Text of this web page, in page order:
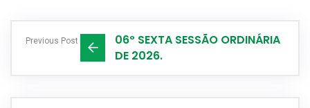
Previous Post
06º SEXTA SESSÃO ORDINÁRIA
DE 2026.